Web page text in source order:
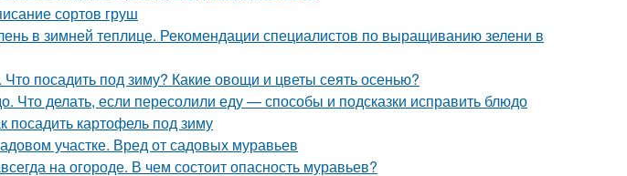
сортов груш
в зимней теплице. Рекомендации специалистов по выращиванию зелени в
посадить под зиму? Какие овощи и цветы сеять осенью?
Что делать, если пересолили еду — способы и подсказки исправить блюдо
посадить картофель под зиму
участке. Вред от садовых муравьев
на огороде. В чем состоит опасность муравьев?